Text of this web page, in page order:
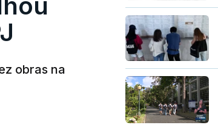
obras na